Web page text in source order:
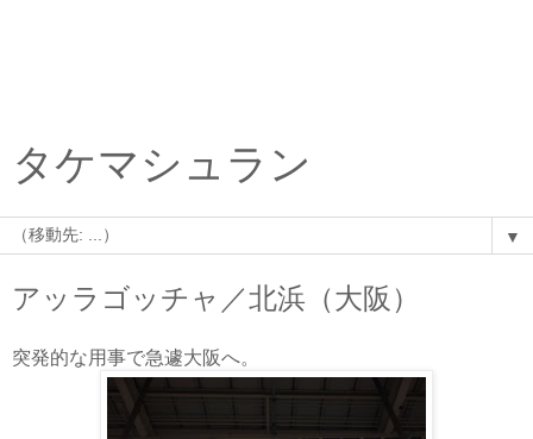
タケマシュラン
▼
アッラゴッチャ／北浜（大阪）
突発的な用事で急遽大阪へ。